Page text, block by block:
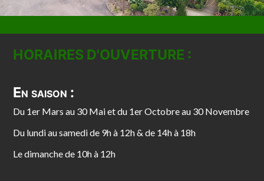
HORAIRES D'OUVERTURE :
En saison :
Du 1er Mars au 30 Mai et du 1er Octobre au 30 Novembre
Du lundi au samedi de 9h à 12h & de 14h à 18h
Le dimanche de 10h à 12h